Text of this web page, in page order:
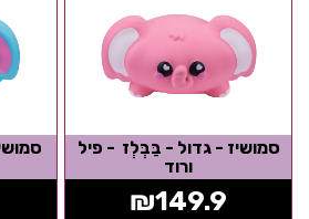
סמושיז - גדול - בַּבְּלְז - פיל
ורוד
₪149.9